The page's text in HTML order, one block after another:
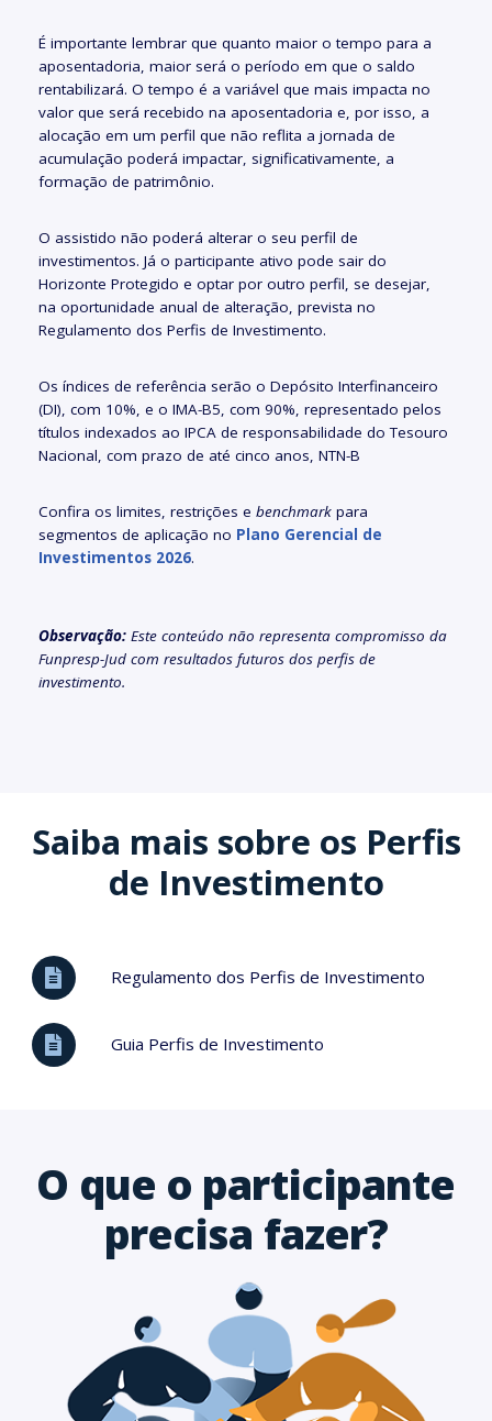
É importante lembrar que quanto maior o tempo para a
aposentadoria, maior será o período em que o saldo
rentabilizará. O tempo é a variável que mais impacta no
valor que será recebido na aposentadoria e, por isso, a
alocação em um perfil que não reflita a jornada de
acumulação poderá impactar, significativamente, a
formação de patrimônio.
O assistido não poderá alterar o seu perfil de
investimentos. Já o participante ativo pode sair do
Horizonte Protegido e optar por outro perfil, se desejar,
na oportunidade anual de alteração, prevista no
Regulamento dos Perfis de Investimento.
Os índices de referência serão o Depósito Interfinanceiro
(DI), com 10%, e o IMA-B5, com 90%, representado pelos
títulos indexados ao IPCA de responsabilidade do Tesouro
Nacional, com prazo de até cinco anos, NTN-B
Confira os limites, restrições e benchmarkpara
segmentos de aplicação no Plano Gerencial de
Investimentos 2026.
Observação:Este conteúdo não representa compromisso da
Funpresp-Jud com resultados futuros dos perfis de
investimento.
Saiba mais sobre os Perfis
de Investimento
Regulamento dos Perfis de Investimento
Guia Perfis de Investimento
O que o participante
precisa fazer?